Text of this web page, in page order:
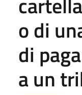
o di
di
a un